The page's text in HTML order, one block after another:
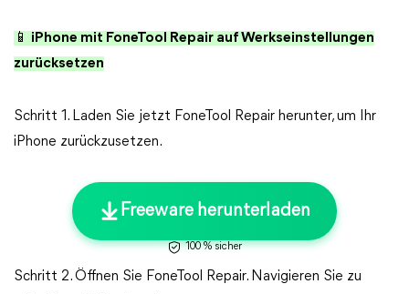
📱 iPhone mit FoneTool Repair auf Werkseinstellungen
zurücksetzen
Schritt 1. Laden Sie jetzt FoneTool Repair herunter, um Ihr
iPhone zurückzusetzen.
Freeware herunterladen
100 % sicher
Schritt 2. Öffnen Sie FoneTool Repair. Navigieren Sie zu